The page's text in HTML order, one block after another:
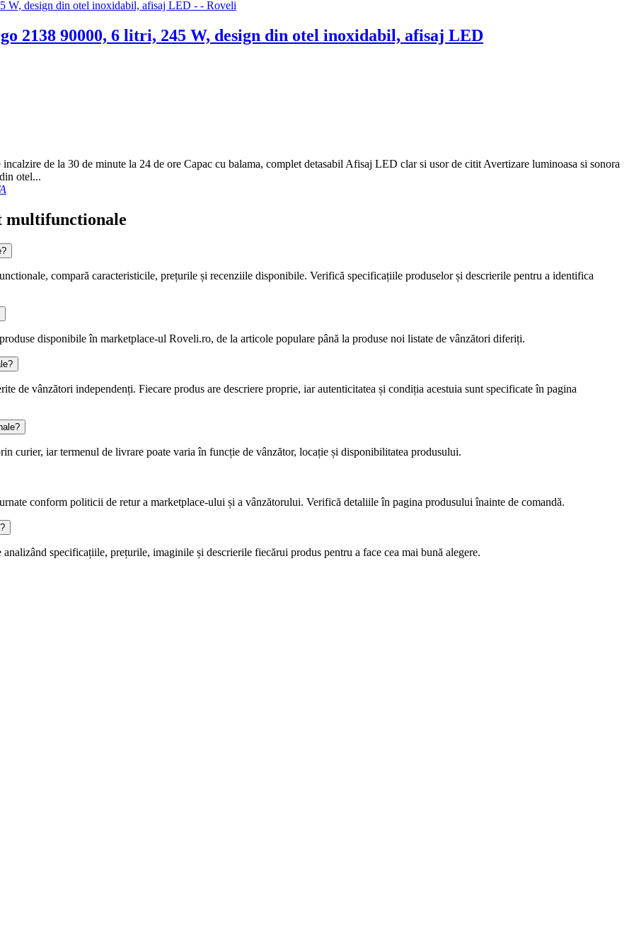
2138 90000, 6 litri, 245 W, design din otel inoxidabil, afisaj LED
de la 30 de minute la 24 de ore Capac cu balama, complet detasabil Afisaj LED clar si usor de citit Avertizare luminoasa si sonora
otel...
multifunctionale
compară caracteristicile, prețurile și recenziile disponibile. Verifică specificațiile produselor și descrierile pentru a identifica
disponibile în marketplace-ul Roveli.ro, de la articole populare până la produse noi listate de vânzători diferiți.
de vânzători independenți. Fiecare produs are descriere proprie, iar autenticitatea și condiția acestuia sunt specificate în pagina
curier, iar termenul de livrare poate varia în funcție de vânzător, locație și disponibilitatea produsului.
conform politicii de retur a marketplace-ului și a vânzătorului. Verifică detaliile în pagina produsului înainte de comandă.
specificațiile, prețurile, imaginile și descrierile fiecărui produs pentru a face cea mai bună alegere.